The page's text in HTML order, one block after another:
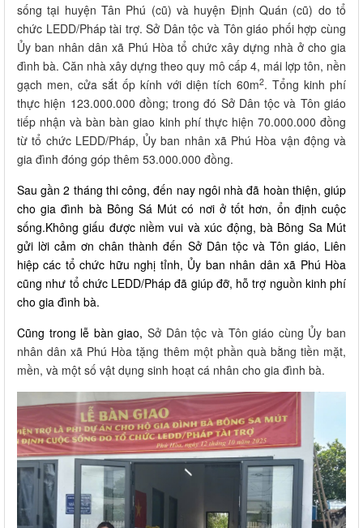
sống tại huyện Tân Phú (cũ) và huyện Định Quán (cũ) do tổ
chức LEDD/Pháp tài trợ. Sở Dân tộc và Tôn giáo phối hợp cùng
Ủy ban nhân dân xã Phú Hòa tổ chức xây dựng nhà ở cho gia
đình bà. Căn nhà xây dựng theo quy mô cấp 4, mái lợp tôn, nền
gạch men, cửa sắt ốp kính với diện tích 60m2. Tổng kinh phí
thực hiện 123.000.000 đồng; trong đó Sở Dân tộc và Tôn giáo
tiếp nhận và bàn bàn giao kinh phí thực hiện 70.000.000 đồng
từ tổ chức LEDD/Pháp, Ủy ban nhân xã Phú Hòa vận động và
gia đình đóng góp thêm 53.000.000 đồng.
Sau gần 2 tháng thi công, đến nay ngôi nhà đã hoàn thiện, giúp
cho gia đình bà Bông Sá Mút có nơi ở tốt hơn, ổn định cuộc
sống.Không giấu được niềm vui và xúc động, bà Bông Sa Mút
gửi lời cảm ơn chân thành đến Sở Dân tộc và Tôn giáo, Liên
hiệp các tổ chức hữu nghị tỉnh, Ủy ban nhân dân xã Phú Hòa
cũng như tổ chức LEDD/Pháp đã giúp đỡ, hỗ trợ nguồn kinh phí
cho gia đình bà.
Cũng trong lễ bàn giao,Sở Dân tộc và Tôn giáo cùng Ủy ban
nhân dân xã Phú Hòa tặng thêm một phần quà bằng tiền mặt,
mền, và một số vật dụng sinh hoạt cá nhân cho gia đình bà.